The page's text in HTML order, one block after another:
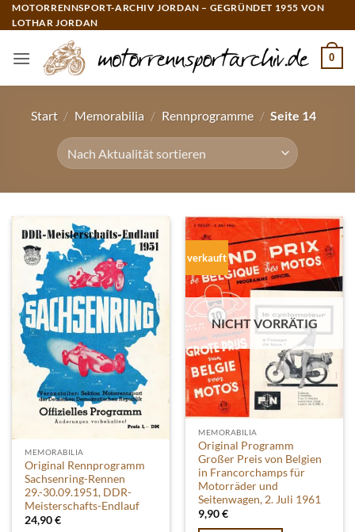
Zum
Inhalt
MOTORRENNSPORT-ARCHIV JORDAN – GEGRÜNDET 1955 VON
LOTHAR JORDAN
0
Start / Memorabilia / Rennprogramme / Seite 14
MEMORABILIA
Original Rennprogramm
Sachsenring-Rennen
29.-30.09.1951, DDR-
Meisterschafts-Endlauf
24,90€
verkauft
NICHT VORRÄTIG
MEMORABILIA
Original Programm
Großer Preis von Belgien
in Francorchamps für
Motorräder und
Seitenwagen, 2. Juli 1961
9,90€